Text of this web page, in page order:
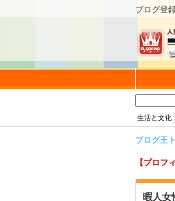
ブログ登
生活と文化
ブログ王
【プロフ
暇人女